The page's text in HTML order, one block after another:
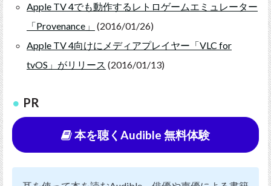
Apple TV 4でも動作するレトロゲームエミュレーター
「Provenance」
(2016/01/26)
Apple TV 4向けにメディアプレイヤー「VLC for
tvOS」がリリース (2016/01/13)
PR
本を聴くAudible 無料体験